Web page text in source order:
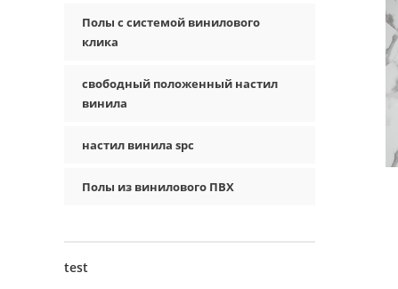
Полы с системой винилового
клика
свободный положенный настил
винила
настил винила spc
Полы из винилового ПВХ
test